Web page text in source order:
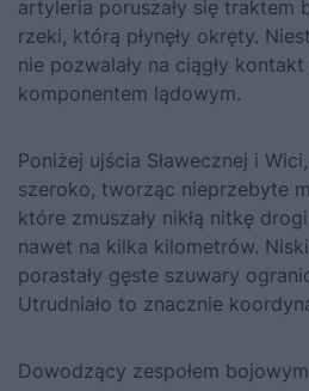
artyleria poruszały się traktem
rzeki, którą płynęły okręty.
nie pozwalały na ciągły
komponentem lądowym.
Poniżej ujścia Sławecznej i
szeroko, tworząc nieprzebyte
które zmuszały nikłą nitkę
nawet na kilka kilometrów.
porastały gęste szuwary
Utrudniało to znacznie
Dowodzący zespołem